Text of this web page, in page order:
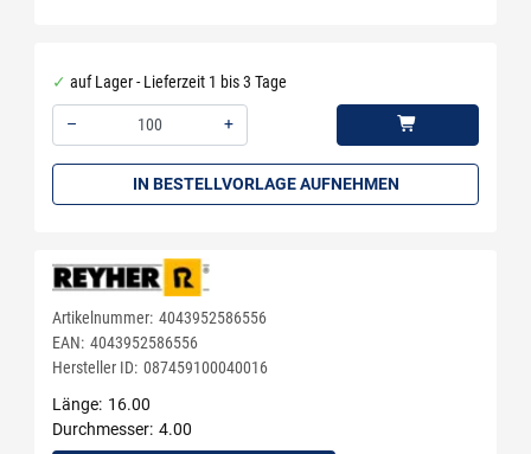
auf Lager - Lieferzeit 1 bis 3 Tage
–
+
IN BESTELLVORLAGE AUFNEHMEN
Artikelnummer: 4043952586556
EAN: 4043952586556
Hersteller ID: 087459100040016
Länge 16.00
Durchmesser 4.00